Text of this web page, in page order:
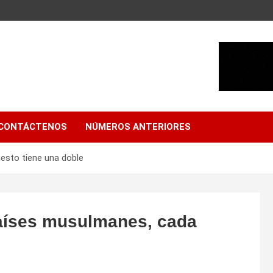
NÚMEROS ANTERIORES
tiene una doble
musulmanes, cada